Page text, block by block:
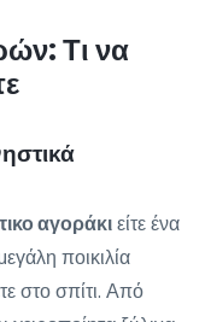
Τι να
αγοράκιείτε ένα
ποικιλία
στο σπίτι. Από